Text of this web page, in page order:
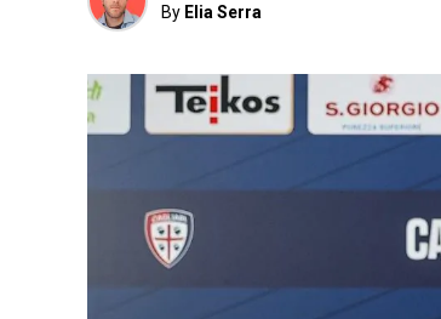
By Elia Serra